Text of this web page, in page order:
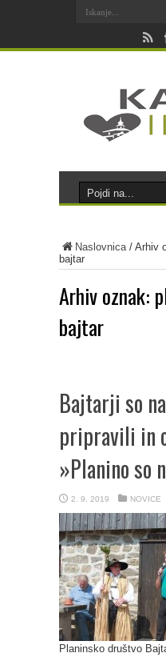
Naslovnica/ Arhiv
bajtar
Arhiv oznak:
bajtar
Bajtarji so
pripravili in
»Planino so
2. 9. 2019 NOVICE
Planinsko društvo